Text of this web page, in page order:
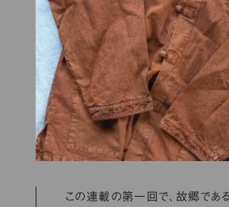
この連載の第一回で、故郷であ